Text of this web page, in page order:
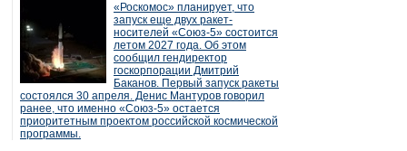
«Роскомос» планирует, что
запуск еще двух ракет-
носителей «Союз-5» состоится
летом 2027 года. Об этом
сообщил гендиректор
госкорпорации Дмитрий
Баканов. Первый запуск ракеты
состоялся 30 апреля. Денис Мантуров говорил
ранее, что именно «Союз-5» остается
приоритетным проектом российской космической
программы.